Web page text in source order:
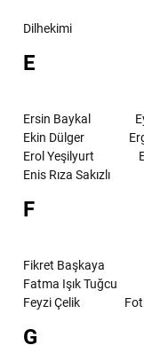
Dilhekimi
E
Ersin Baykal
Ekin Dülger
Erol Yeşilyurt
Enis Rıza Sakızlı
F
Fikret Başkaya
Fatma Işık Tuğcu
Feyzi Çelik
G